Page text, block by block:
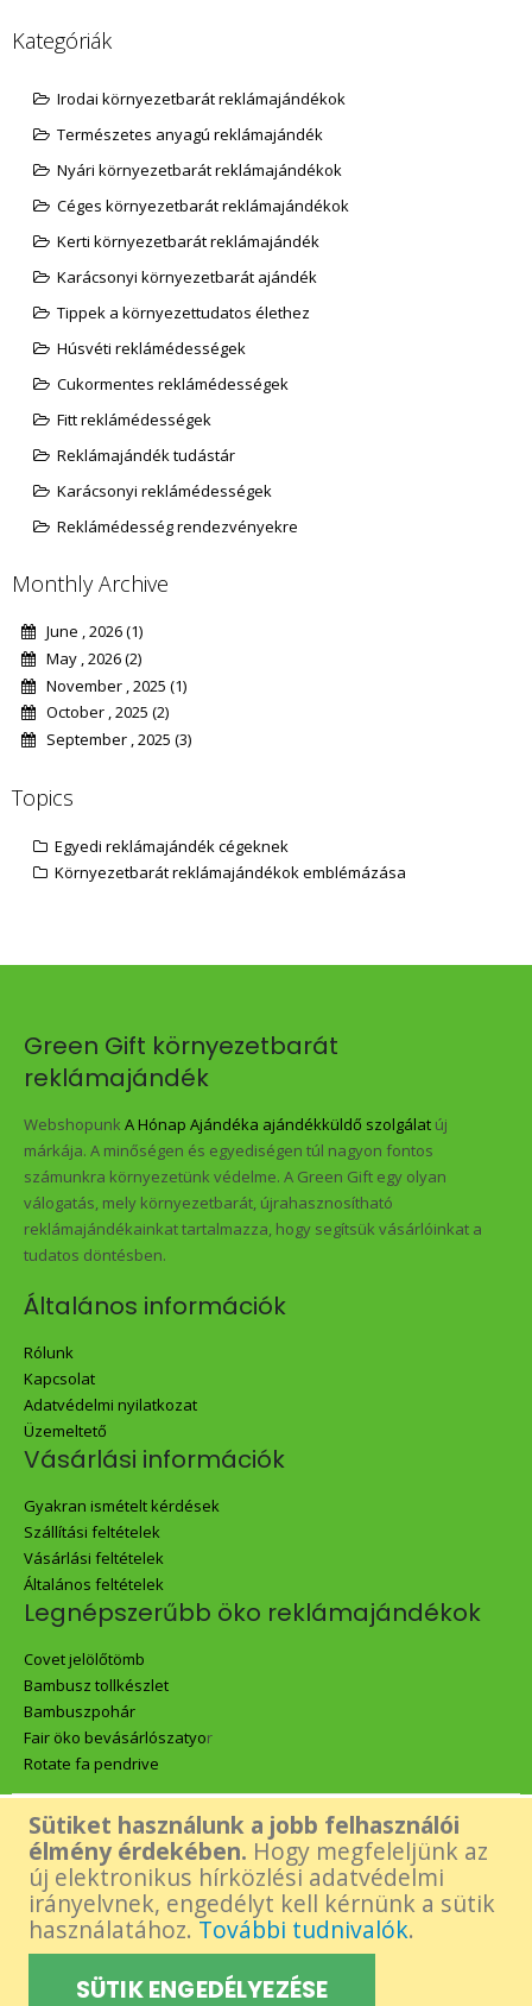
Sütiket használunk a jobb felhasználói
élmény érdekében. Hogy megfeleljünk az
új elektronikus hírközlési adatvédelmi
irányelvnek, engedélyt kell kérnünk a sütik
használatához. További tudnivalók.
SÜTIK ENGEDÉLYEZÉSE
Kategóriák
Irodai környezetbarát reklámajándékok
Természetes anyagú reklámajándék
Nyári környezetbarát reklámajándékok
Céges környezetbarát reklámajándékok
Kerti környezetbarát reklámajándék
Karácsonyi környezetbarát ajándék
Tippek a környezettudatos élethez
Húsvéti reklámédességek
Cukormentes reklámédességek
Fitt reklámédességek
Reklámajándék tudástár
Karácsonyi reklámédességek
Reklámédesség rendezvényekre
Monthly Archive
June , 2026 (1)
May , 2026 (2)
November , 2025 (1)
October , 2025 (2)
September , 2025 (3)
Topics
Egyedi reklámajándék cégeknek
Környezetbarát reklámajándékok emblémázása
Green Gift környezetbarát
reklámajándék
Webshopunk A Hónap Ajándéka ajándékküldő szolgálat új
márkája. A minőségen és egyediségen túl nagyon fontos
számunkra környezetünk védelme. A Green Gift egy olyan
válogatás, mely környezetbarát, újrahasznosítható
reklámajándékainkat tartalmazza, hogy segítsük vásárlóinkat a
tudatos döntésben.
Általános információk
Rólunk
Kapcsolat
Adatvédelmi nyilatkozat
Üzemeltető
Vásárlási információk
Gyakran ismételt kérdések
Szállítási feltételek
Vásárlási feltételek
Általános feltételek
Legnépszerűbb öko reklámajándékok
Covet jelölőtömb
Bambusz tollkészlet
Bambuszpohár
Fair öko bevásárlószatyor
Rotate fa pendrive
Az oldalon található összes tartalom - beleértve a Green Gift logó,
képek és tartalmi elemek- felhasználásához a készítő előzetes,
írásos engedélye szükséges.